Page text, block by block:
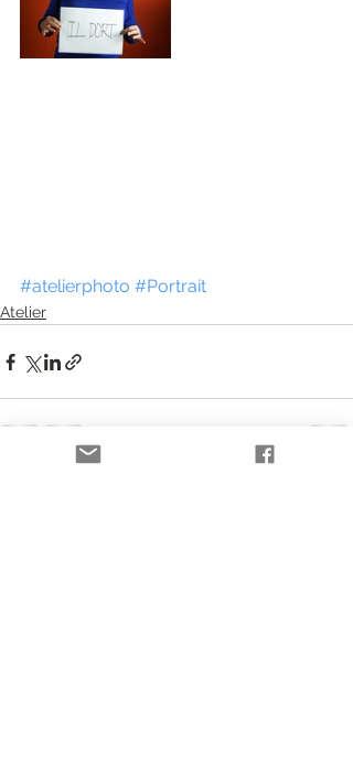
#atelierphoto #Portrait
Atelier